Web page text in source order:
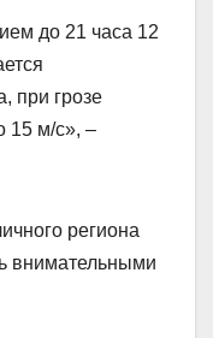
до 21 часа 12
при грозе
15 м/с», –
региона
внимательными